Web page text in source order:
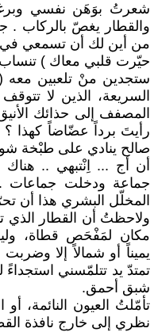
شعرتُ بوَهَن نفسي
والقطار يغصّ بالركاب
من أين لك أن تسمعي في
حيّرت قلبي معاك )
ستجدين منْ تلعبين معه
السريعة، الذين لا
المصفف إلى حذائك
رأيتَ برداً عضّاضاً كهذا
صالح ينادي على طبْخة
أن أج ... اِنْتبهي ..
جماعة ودخلت
المخلّل البشري هذا
ولاحظتُ أن القطار الذي
مكان لمَفْحَص قطاة،
يميناً أو شمالاً إلا
تمتدّ يد تتلمّسني
شبق أحمق.
تأمّلتُ العيون النائمة،
نظري إلى خارج نافذة